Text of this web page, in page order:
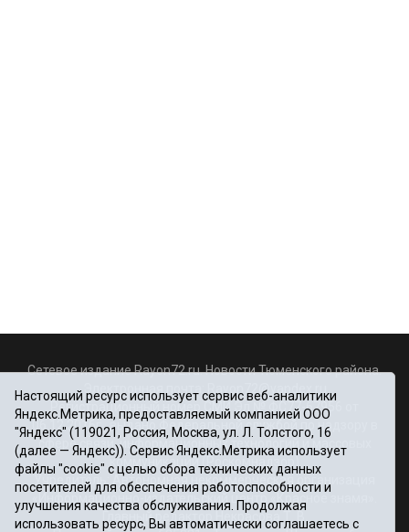
Сетевое издание Rayon72.ru. Новости Тюменского района.
Rayon72@yandex.ru
Регистрационный номер СМИ Эл № ФС77-67956 от
06.12.2016г., выдано Федеральной службой по надзору в
сфере связи, информационных технологий и массовых
коммуникаций (Роскомнадзор)
Учредитель: Автономная некоммерческая организация
«Информационно-издательский центр «Красное знамя».
Главный редактор Некрасова Т. В.
Настоящий ресурс использует сервис веб-аналитики
Яндекс.Метрика, предоставляемый компанией ООО
"Яндекс" (119021, Россия, Москва, ул. Л. Толстого, 16
(далее — Яндекс)). Сервис Яндекс.Метрика использует
файлы "cookie" с целью сбора технических данных
посетителей для обеспечения работоспособности и
улучшения качества обслуживания. Продолжая
использовать ресурс, Вы автоматически соглашаетесь с